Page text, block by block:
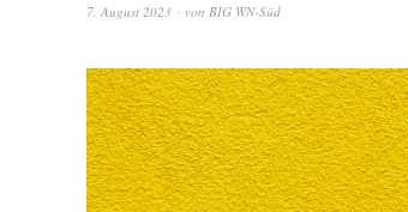
7. August 2023 von BIG WN-Süd